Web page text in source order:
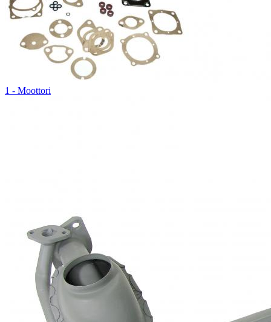
1 - Moottori